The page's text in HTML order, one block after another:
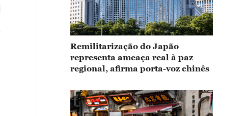
Remilitarização do Japão
representa ameaça real à paz
regional, afirma porta-voz chinês